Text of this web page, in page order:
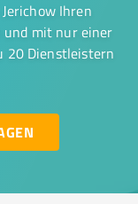
Ihren
und mit nur einer
20 Dienstleistern